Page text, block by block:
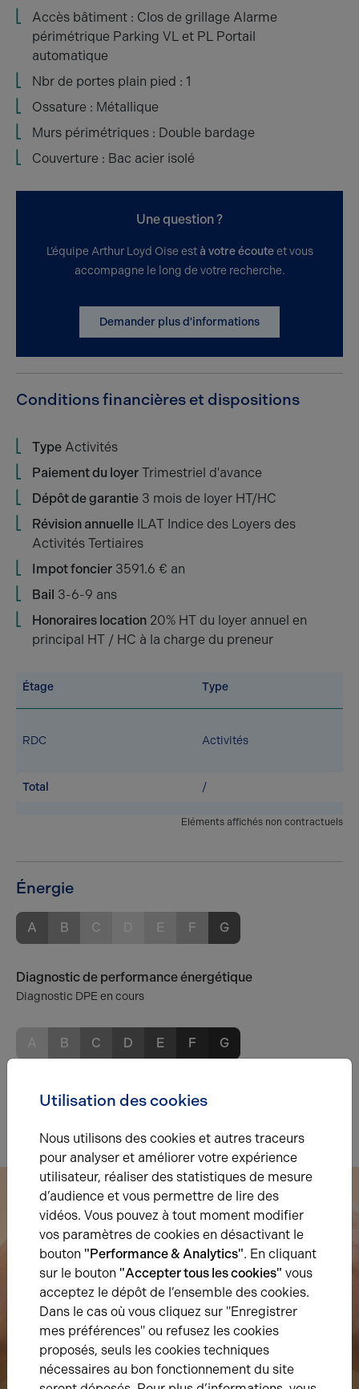
Accès bâtiment : Clos de grillage Alarme
périmétrique Parking VL et PL Portail
automatique
Nbr de portes plain pied : 1
Ossature : Métallique
Murs périmétriques : Double bardage
Couverture : Bac acier isolé
Une question ?
L’équipe Arthur Loyd Oise est à votre écouteet vous
accompagne le long de votre recherche.
Demander plus d'informations
Conditions financières et dispositions
Type Activités
Paiement du loyer Trimestriel d'avance
Dépôt de garantie 3 mois de loyer HT/HC
Révision annuelle ILAT Indice des Loyers des
Activités Tertiaires
Impot foncier 3591.6 € an
Bail 3-6-9 ans
Honoraires location 20% HT du loyer annuel en
principal HT / HC à la charge du preneur
Étage Type
RDC Activités
Total /
Eléments affichés non contractuels
Énergie
A B C E F G
Diagnostic de performance énergétique
Diagnostic DPE en cours
B C D E F G
Indice d'émission de gaz à effet de serre
Utilisation des cookies
Nous utilisons des cookies et autres traceurs
pour analyser et améliorer votre expérience
utilisateur, réaliser des statistiques de mesure
d’audience et vous permettre de lire des
vidéos. Vous pouvez à tout moment modifier
vos paramètres de cookies en désactivant le
bouton "Performance & Analytics". En cliquant
sur le bouton "Accepter tous les cookies" vous
acceptez le dépôt de l’ensemble des cookies.
Dans le cas où vous cliquez sur "Enregistrer
mes préférences" ou refusez les cookies
proposés, seuls les cookies techniques
nécessaires au bon fonctionnement du site